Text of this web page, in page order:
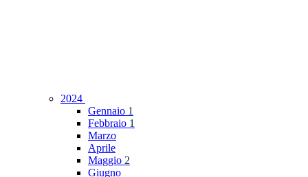
2024
Gennaio 1
Febbraio 1
Marzo
Aprile
Maggio 2
Giugno